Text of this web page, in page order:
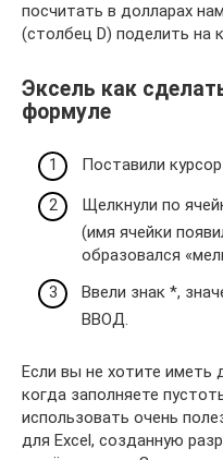
посчитать в долларах
(столбец D) поделить на
Эксель как
формуле
Поставили
Щелкнули по
(имя ячейки
образовался
Ввели знак *,
ВВОД.
Если вы не хотите
когда заполняете
использовать очень
для Excel, созданную